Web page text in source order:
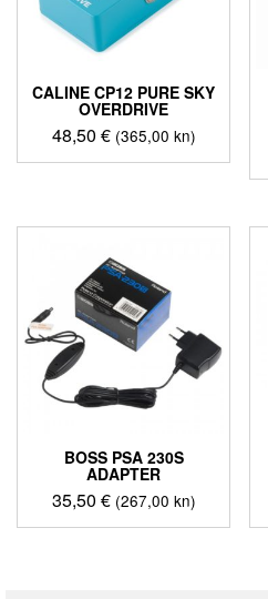
CALINE CP12 PURE SKY
OVERDRIVE
48,50 € (365,00 kn)
BOSS PSA 230S
ADAPTER
35,50 € (267,00 kn)